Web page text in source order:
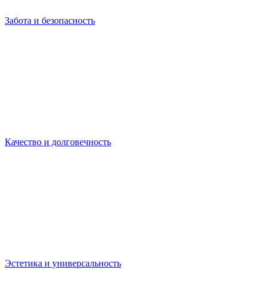
Забота и безопасность
Качество и долговечность
Эстетика и универсальность